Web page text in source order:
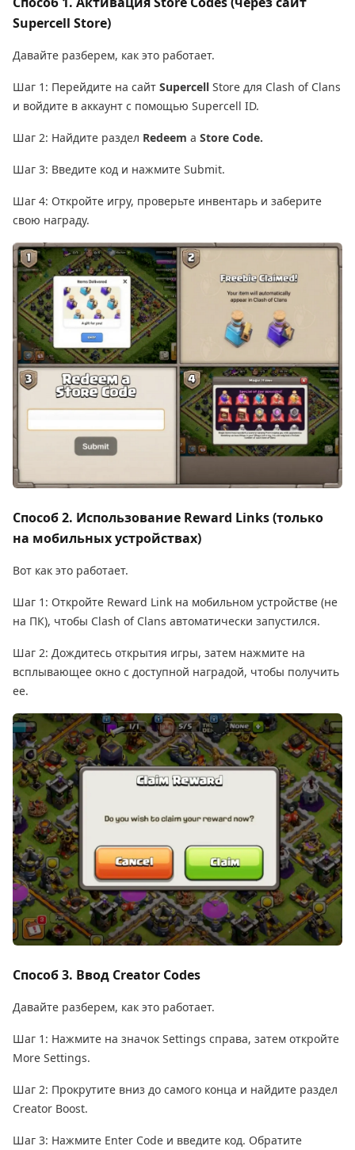
Supercell Store)
Давайте разберем, как это работает.
Шаг 1: Перейдите на сайт Supercell Store для Clash of Clans
и войдите в аккаунт с помощью Supercell ID.
Шаг 2: Найдите раздел Redeem a Store Code.
Шаг 3: Введите код и нажмите Submit.
Шаг 4: Откройте игру, проверьте инвентарь и заберите
свою награду.
Способ 2. Использование Reward Links (только
на мобильных устройствах)
Вот как это работает.
Шаг 1: Откройте Reward Link на мобильном устройстве (не
на ПК), чтобы Clash of Clans автоматически запустился.
Шаг 2: Дождитесь открытия игры, затем нажмите на
всплывающее окно с доступной наградой, чтобы получить
ее.
Способ 3. Ввод Creator Codes
Давайте разберем, как это работает.
Шаг 1: Нажмите на значок Settings справа, затем откройте
More Settings.
Шаг 2: Прокрутите вниз до самого конца и найдите раздел
Creator Boost.
Шаг 3: Нажмите Enter Code и введите код. Обратите